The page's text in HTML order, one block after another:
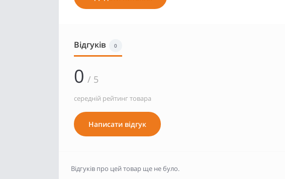
Відгуків 0
0 / 5
середній рейтинг товара
Написати відгук
Відгуків про цей товар ще не було.